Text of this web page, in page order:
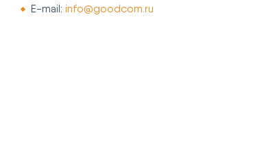
E-mail: info@goodcom.ru